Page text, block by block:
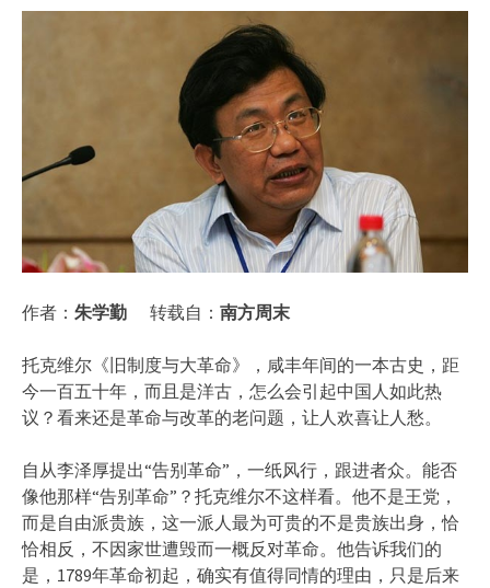
作者： 朱学勤 转载自： 南方周末
托克维尔《旧制度与大革命》，咸丰年间的一本古史，距
今一百五十年，而且是洋古，怎么会引起中国人如此热
议？看来还是革命与改革的老问题，让人欢喜让人愁。
自从李泽厚提出“告别革命”，一纸风行，跟进者众。能否
像他那样“告别革命”？托克维尔不这样看。他不是王党，
而是自由派贵族，这一派人最为可贵的不是贵族出身，恰
恰相反，不因家世遭毁而一概反对革命。他告诉我们的
是，1789年革命初起，确实有值得同情的理由，只是后来